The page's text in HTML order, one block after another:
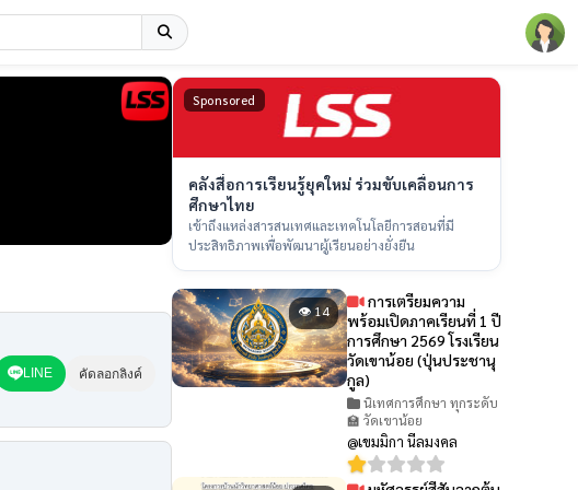
LINE คัดลอกลิงค์
Sponsored
คลังสื่อการเรียนรู้ยุคใหม่ ร่วมขับเคลื่อนการ
ศึกษาไทย
เข้าถึงแหล่งสารสนเทศและเทคโนโลยีการสอนที่มี
ประสิทธิภาพเพื่อพัฒนาผู้เรียนอย่างยั่งยืน
👁 14
การเตรียมความ
พร้อมเปิดภาคเรียนที่ 1 ปี
การศึกษา 2569 โรงเรียน
วัดเขาน้อย (ปุ่นประชานุ
กูล)
นิเทศการศึกษา ทุกระดับ
🏫 วัดเขาน้อย
@เขมมิกา นีลมงคล